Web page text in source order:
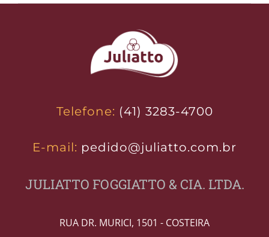
Telefone: (41) 3283-4700
E-mail: pedido@juliatto.com.br
JULIATTO FOGGIATTO & CIA. LTDA.
RUA DR. MURICI, 1501 - COSTEIRA